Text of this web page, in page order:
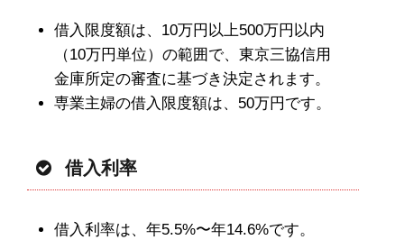
借入限度額は、10万円以上500万円以内
（10万円単位）の範囲で、東京三協信用
金庫所定の審査に基づき決定されます。
専業主婦の借入限度額は、50万円です。
借入利率
借入利率は、年5.5%〜年14.6%です。